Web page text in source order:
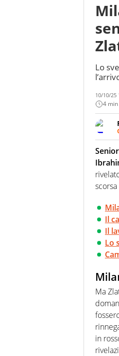
Lo
10/10/25
4
Il
Il
Lo
Ma
in